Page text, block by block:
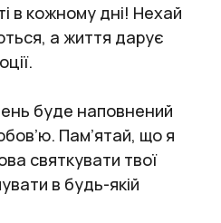
в кожному дні! Нехай
а життя дарує
буде наповнений
Пам’ятай, що я
святкувати твої
в будь-якій